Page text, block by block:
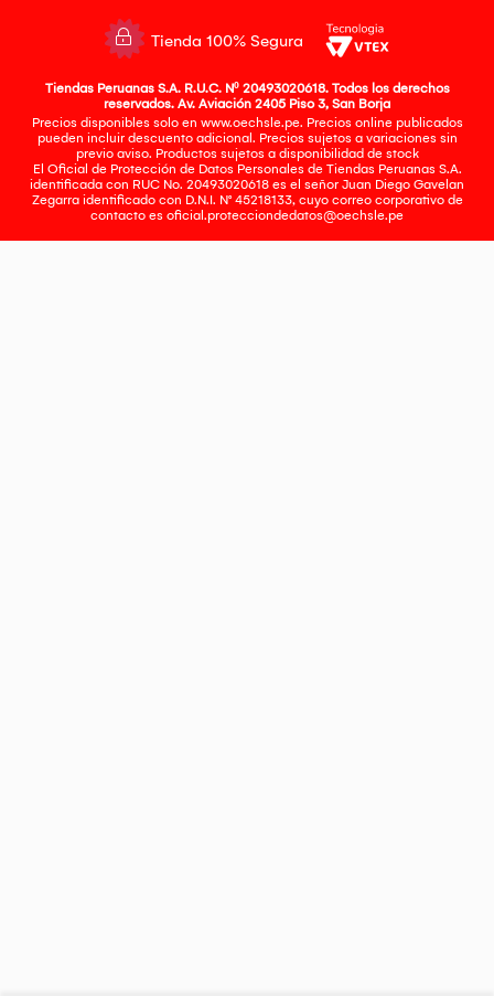
Tienda 100% Segura
Tiendas Peruanas S.A. R.U.C. Nº 20493020618. Todos los derechos
reservados. Av. Aviación 2405 Piso 3, San Borja
Precios disponibles solo en www.oechsle.pe. Precios online publicados
pueden incluir descuento adicional. Precios sujetos a variaciones sin
previo aviso. Productos sujetos a disponibilidad de stock
El Oficial de Protección de Datos Personales de Tiendas Peruanas S.A.
identificada con RUC No. 20493020618 es el señor Juan Diego Gavelan
Zegarra identificado con D.N.I. N° 45218133, cuyo correo corporativo de
contacto es oficial.protecciondedatos@oechsle.pe